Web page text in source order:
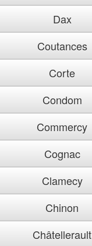
Dax
Coutances
Corte
Condom
Commercy
Cognac
Clamecy
Chinon
Châtellerault